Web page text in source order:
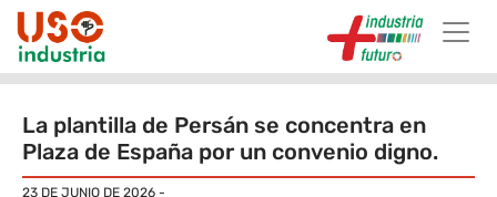
Skip to main content
La plantilla de Persán se concentra en
Plaza de España por un convenio digno.
23 DE JUNIO DE 2026 -